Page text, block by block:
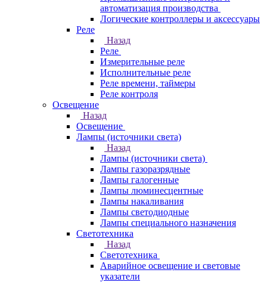
автоматизация производства
Логические контроллеры и аксессуары
Реле
Назад
Реле
Измерительные реле
Исполнительные реле
Реле времени, таймеры
Реле контроля
Освещение
Назад
Освещение
Лампы (источники света)
Назад
Лампы (источники света)
Лампы газоразрядные
Лампы галогенные
Лампы люминесцентные
Лампы накаливания
Лампы светодиодные
Лампы специального назначения
Светотехника
Назад
Светотехника
Аварийное освещение и световые
указатели